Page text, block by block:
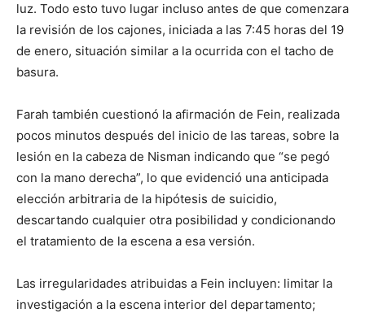
luz. Todo esto tuvo lugar incluso antes de que comenzara
la revisión de los cajones, iniciada a las 7:45 horas del 19
de enero, situación similar a la ocurrida con el tacho de
basura.
Farah también cuestionó la afirmación de Fein, realizada
pocos minutos después del inicio de las tareas, sobre la
lesión en la cabeza de Nisman indicando que “se pegó
con la mano derecha”, lo que evidenció una anticipada
elección arbitraria de la hipótesis de suicidio,
descartando cualquier otra posibilidad y condicionando
el tratamiento de la escena a esa versión.
Las irregularidades atribuidas a Fein incluyen: limitar la
investigación a la escena interior del departamento;